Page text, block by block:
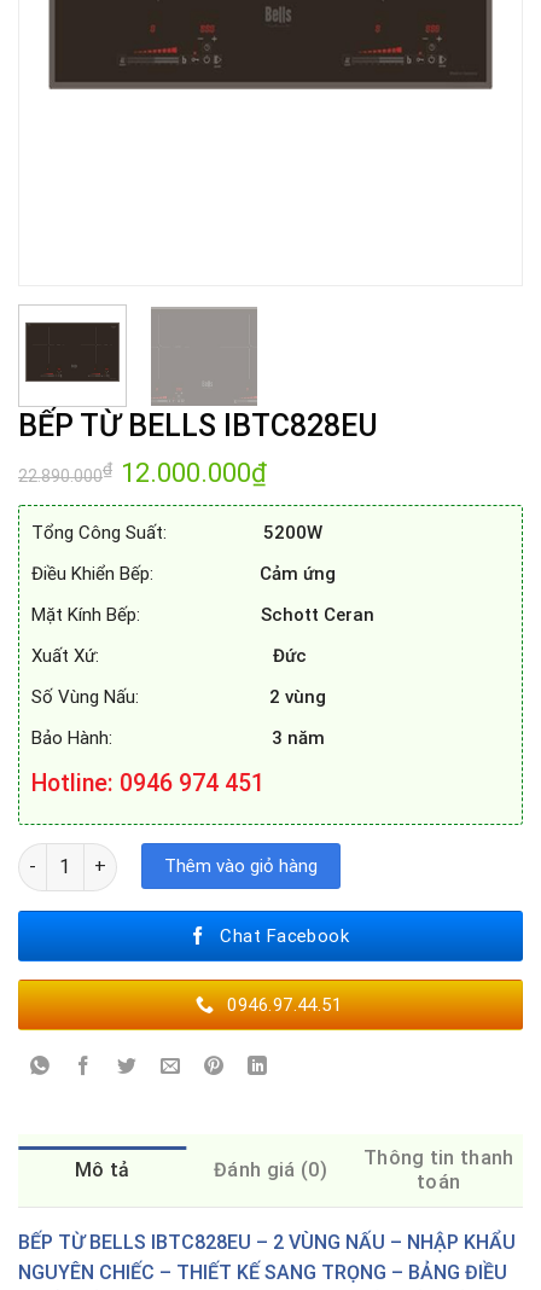
BẾP TỪ BELLS IBTC828EU
22.890.000₫ Giá
gốc
là:
22.890.000₫.
12.000.000₫Giá
tại
12.000.000₫.
Tổng Công Suất:
5200W
Điều Khiển Bếp: Cảm ứng
Mặt Kính Bếp: Schott Ceran
Xuất Xứ: Đức
Số Vùng Nấu: 2 vùng
Bảo Hành: 3 năm
Hotline: 0946 974 451
BẾP TỪ BELLS IBTC828EU số lượng
Thêm vào giỏ hàng
Chat Facebook
0946.97.44.51
Mô tả Đánh giá (0)
Thông tin thanh
toán
BẾP TỪ BELLS IBTC828EU – 2 VÙNG NẤU – NHẬP KHẨU
NGUYÊN CHIẾC – THIẾT KẾ SANG TRỌNG – BẢNG ĐIỀU